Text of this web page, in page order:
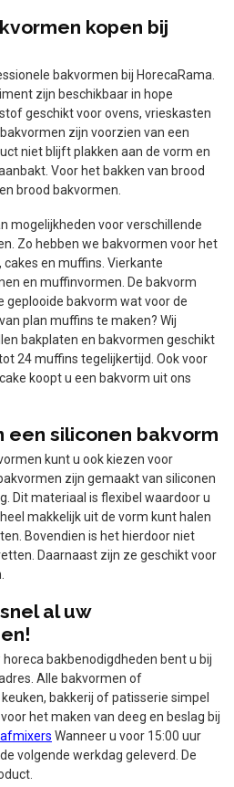
kopen bij
bakvormen bij HorecaRama.
zijn beschikbaar in hope
geschikt voor ovens, vrieskasten
zijn voorzien van een
niet blijft plakken aan de vorm en
Voor het bakken van brood
brood bakvormen.
mogelijkheden voor verschillende
Zo hebben we bakvormen voor het
en muffins. Vierkante
en muffinvormen. De bakvorm
geplooide bakvorm wat voor de
plan muffins te maken? Wij
bakplaten en bakvormen geschikt
24 muffins tegelijkertijd. Ook voor
koopt u een bakvorm uit ons
een siliconen bakvorm
kunt u ook kiezen voor
zijn gemaakt van siliconen
Dit materiaal is flexibel waardoor u
makkelijk uit de vorm kunt halen
Bovendien is het hierdoor niet
Daarnaast zijn ze geschikt voor
al uw
bakbenodigdheden bent u bij
Alle bakvormen of
bakkerij of patisserie simpel
het maken van deeg en beslag bij
Wanneer u voor 15:00 uur
volgende werkdag geleverd. De